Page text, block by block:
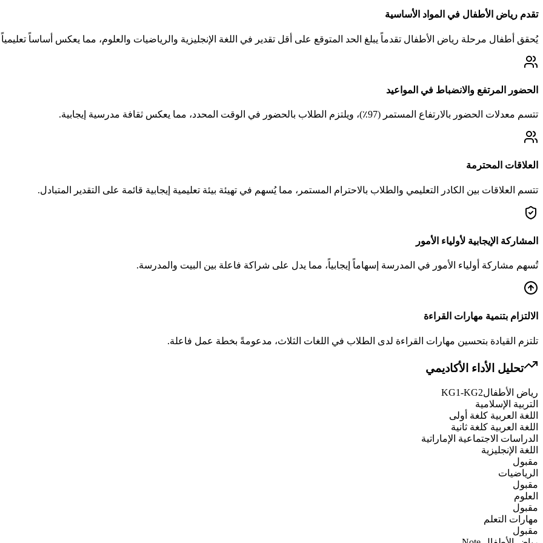
تقدم رياض الأطفال في المواد الأساسية
يُحقق أطفال مرحلة رياض الأطفال تقدماً يبلغ الحد المتوقع على أقل تقدير في اللغة الإنجليزية والرياضيات والعلوم، مما يعكس أساساً تعليمياً
الحضور المرتفع والانضباط في المواعيد
تتسم معدلات الحضور بالارتفاع المستمر (97٪)، ويلتزم الطلاب بالحضور في الوقت المحدد، مما يعكس ثقافة مدرسية إيجابية.
العلاقات المحترمة
تتسم العلاقات بين الكادر التعليمي والطلاب بالاحترام المستمر، مما يُسهم في تهيئة بيئة تعليمية إيجابية قائمة على التقدير المتبادل.
المشاركة الإيجابية لأولياء الأمور
تُسهم مشاركة أولياء الأمور في المدرسة إسهاماً إيجابياً، مما يدل على شراكة فاعلة بين البيت والمدرسة.
الالتزام بتنمية مهارات القراءة
تلتزم القيادة بتحسين مهارات القراءة لدى الطلاب في اللغات الثلاث، مدعومةً بخطة عمل فاعلة.
تحليل الأداء الأكاديمي
رياض الأطفالKG1-KG2
التربية الإسلامية
اللغة العربية كلغة أولى
اللغة العربية كلغة ثانية
الدراسات الاجتماعية الإماراتية
اللغة الإنجليزية
مقبول
الرياضيات
مقبول
العلوم
مقبول
مهارات التعلم
مقبول